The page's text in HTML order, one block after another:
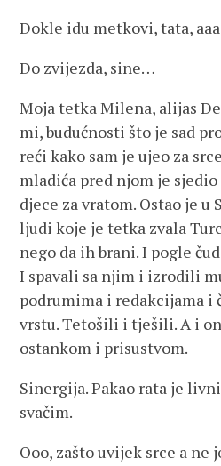
Dokle idu metkovi, tata,
Do zvijezda, sine…
Moja tetka Milena, alijas
mi, budućnosti što je sad
reći kako sam je ujeo za
mladića pred njom je
djece za vratom. Ostao je u
ljudi koje je tetka zvala
nego da ih brani. I pogle
I spavali sa njim i izrodili
podrumima i redakcijama i
vrstu. Tetošili i tješili. A i
ostankom i prisustvom.
Sinergija. Pakao rata je
svačim.
Ooo, zašto uvijek srce a ne